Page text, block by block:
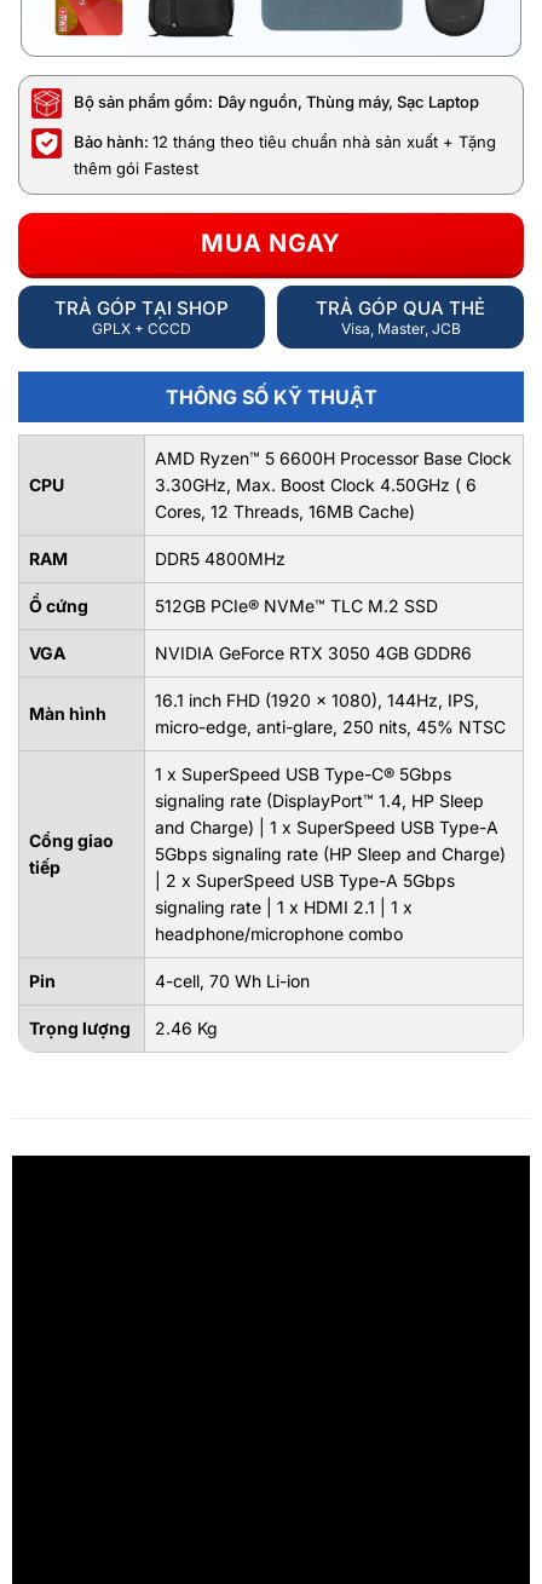
Bộ sản phẩm gồm: Dây nguồn, Thùng máy, Sạc Laptop
Bảo hành: 12 tháng theo tiêu chuẩn nhà sản xuất + Tặng
thêm gói Fastest
MUA NGAY
TRẢ GÓP TẠI SHOP
GPLX + CCCD
TRẢ GÓP QUA THẺ
Visa, Master, JCB
THÔNG SỐ KỸ THUẬT
CPU
AMD Ryzen™ 5 6600H Processor Base Clock
3.30GHz, Max. Boost Clock 4.50GHz ( 6
Cores, 12 Threads, 16MB Cache)
RAM DDR5 4800MHz
Ổ cứng 512GB PCIe® NVMe™ TLC M.2 SSD
VGA NVIDIA GeForce RTX 3050 4GB GDDR6
Màn hình
16.1 inch FHD (1920 x 1080), 144Hz, IPS,
micro-edge, anti-glare, 250 nits, 45% NTSC
Cổng giao
tiếp
1 x SuperSpeed USB Type-C® 5Gbps
signaling rate (DisplayPort™ 1.4, HP Sleep
and Charge) | 1 x SuperSpeed USB Type-A
5Gbps signaling rate (HP Sleep and Charge)
| 2 x SuperSpeed USB Type-A 5Gbps
signaling rate | 1 x HDMI 2.1 | 1 x
headphone/microphone combo
Pin 4-cell, 70 Wh Li-ion
Trọng lượng 2.46 Kg